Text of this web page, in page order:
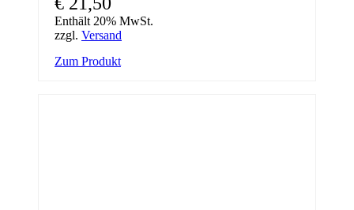
Enthält 20% MwSt.
zzgl. Versand
Zum Produkt